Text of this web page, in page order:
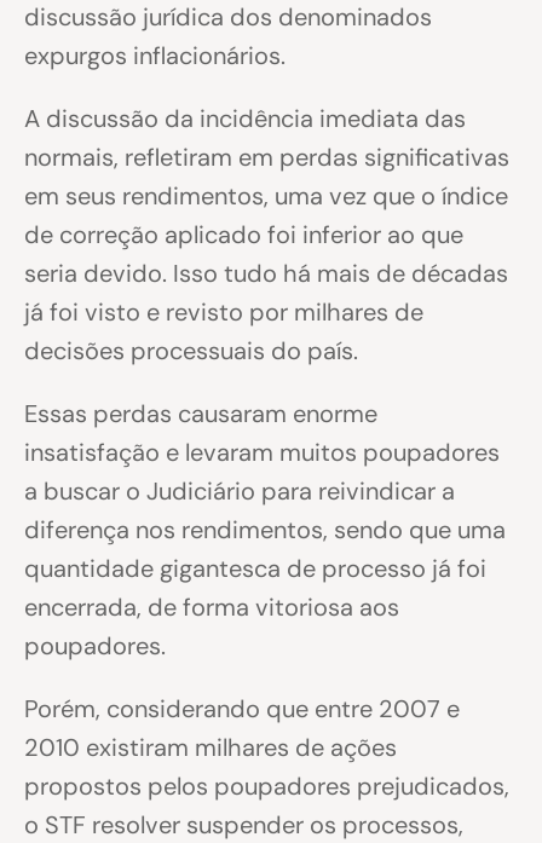
discussão jurídica dos denominados
expurgos inflacionários.
A discussão da incidência imediata das
normais, refletiram em perdas significativas
em seus rendimentos, uma vez que o índice
de correção aplicado foi inferior ao que
seria devido. Isso tudo há mais de décadas
já foi visto e revisto por milhares de
decisões processuais do país.
Essas perdas causaram enorme
insatisfação e levaram muitos poupadores
a buscar o Judiciário para reivindicar a
diferença nos rendimentos, sendo que uma
quantidade gigantesca de processo já foi
encerrada, de forma vitoriosa aos
poupadores.
Porém, considerando que entre 2007 e
2010 existiram milhares de ações
propostos pelos poupadores prejudicados,
o STF resolver suspender os processos,